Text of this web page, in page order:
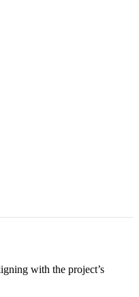
with the project’s